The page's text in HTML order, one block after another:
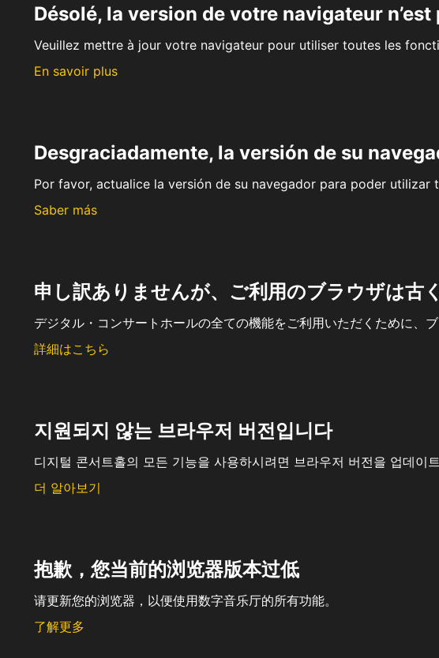
Désolé, la version de votre navigateur n’est
Veuillez mettre à jour votre navigateur pour utiliser toutes les
En savoir plus
Desgraciadamente, la versión de su
Por favor, actualice la versión de su navegador para poder
Saber más
申し訳ありませんが、ご利用のブラウザは古
デジタル・コンサートホールの全ての機能をご利用いただくために、
詳細はこちら
지원되지 않는 브라우저 버전입니다
디지털 콘서트홀의 모든 기능을 사용하시려면 브라우저 버전을 업데이
더 알아보기
抱歉，您当前的浏览器版本过低
请更新您的浏览器，以便使用数字音乐厅的所有功能。
了解更多